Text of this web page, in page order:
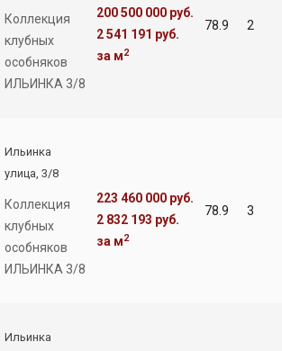
Коллекция
клубных
особняков
ИЛЬИНКА 3/8
200 500 000 руб.
2 541 191 руб.
за м2
78.9 2
Ильинка
улица, 3/8
Коллекция
клубных
особняков
ИЛЬИНКА 3/8
223 460 000 руб.
2 832 193 руб.
за м2
78.9 3
Ильинка